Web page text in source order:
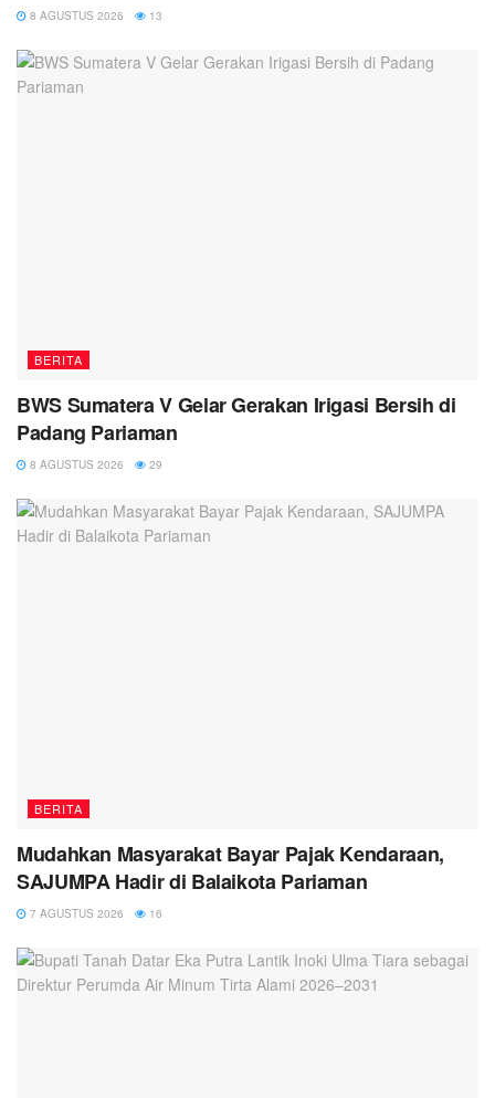
8 AGUSTUS 2026 13
BERITA
BWS Sumatera V Gelar Gerakan Irigasi Bersih di
Padang Pariaman
8 AGUSTUS 2026 29
BERITA
Mudahkan Masyarakat Bayar Pajak Kendaraan,
SAJUMPA Hadir di Balaikota Pariaman
7 AGUSTUS 2026 16